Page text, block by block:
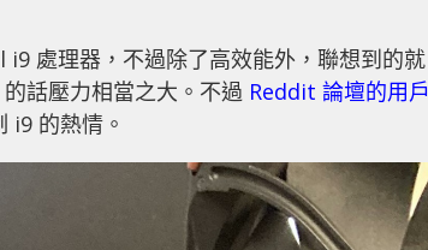
處理器，不過除了高效能外，聯想到的就
話壓力相當之大。不過 Reddit 論壇的用戶
i9 的熱情。